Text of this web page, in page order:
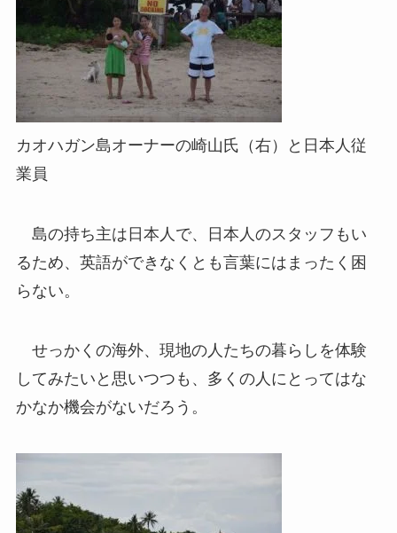
カオハガン島オーナーの崎山氏（右）と日本人従
業員
島の持ち主は日本人で、日本人のスタッフもい
るため、英語ができなくとも言葉にはまったく困
らない。
せっかくの海外、現地の人たちの暮らしを体験
してみたいと思いつつも、多くの人にとってはな
かなか機会がないだろう。